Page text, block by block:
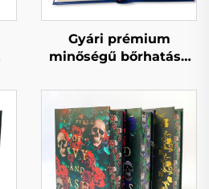
Gyári prémium
minőségű bőrhatású
bélyegzésű
domborított
keménykötésű
könyvnyomtatás